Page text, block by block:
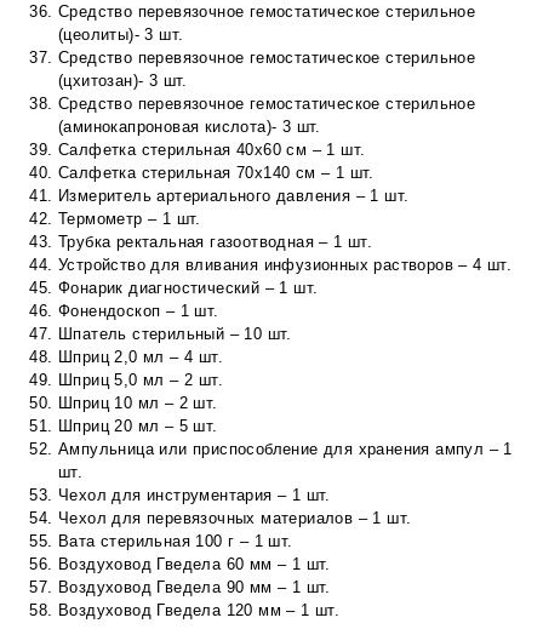
Средство перевязочное гемостатическое стерильное
(цеолиты)- 3 шт.
Средство перевязочное гемостатическое стерильное
(цхитозан)- 3 шт.
Средство перевязочное гемостатическое стерильное
(аминокапроновая кислота)- 3 шт.
Салфетка стерильная 40х60 см – 1 шт.
Салфетка стерильная 70х140 см – 1 шт.
Измеритель артериального давления – 1 шт.
Термометр – 1 шт.
Трубка ректальная газоотводная – 1 шт.
Устройство для вливания инфузионных растворов – 4 шт.
Фонарик диагностический – 1 шт.
Фонендоскоп – 1 шт.
Шпатель стерильный – 10 шт.
Шприц 2,0 мл – 4 шт.
Шприц 5,0 мл – 2 шт.
Шприц 10 мл – 2 шт.
Шприц 20 мл – 5 шт.
Ампульница или приспособление для хранения ампул – 1
шт.
Чехол для инструментария – 1 шт.
Чехол для перевязочных материалов – 1 шт.
Вата стерильная 100 г – 1 шт.
Воздуховод Гведела 60 мм – 1 шт.
Воздуховод Гведела 90 мм – 1 шт.
Воздуховод Гведела 120 мм – 1 шт.